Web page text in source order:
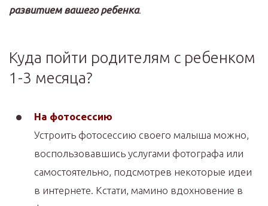
развитием вашего ребенка.
Куда пойти родителям с ребенком
1-3 месяца?
На фотосессию
Устроить фотосессию своего малыша можно,
воспользовавшись услугами фотографа или
самостоятельно, подсмотрев некоторые идеи
в интернете. Кстати, мамино вдохновение в